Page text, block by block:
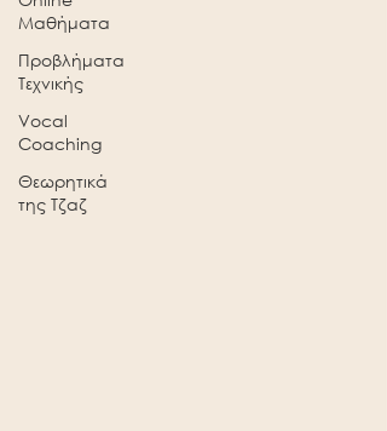
Μαθήματα
Προβλήματα
Τεχνικής
Vocal
Coaching
Θεωρητικά
της Τζαζ